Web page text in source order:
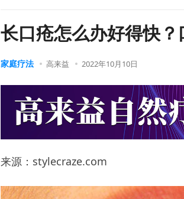
长口疮怎么办好得快
家庭疗法 高来益 2022年10月10日
来源：stylecraze.com